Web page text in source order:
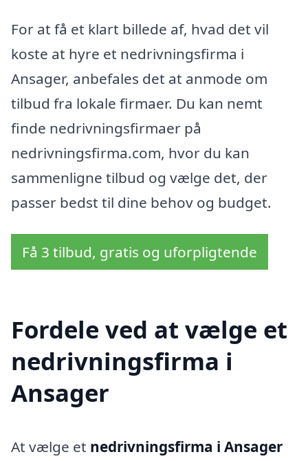
For at få et klart billede af, hvad det vil
koste at hyre et nedrivningsfirma i
Ansager, anbefales det at anmode om
tilbud fra lokale firmaer. Du kan nemt
finde nedrivningsfirmaer på
nedrivningsfirma.com, hvor du kan
sammenligne tilbud og vælge det, der
passer bedst til dine behov og budget.
Få 3 tilbud, gratis og uforpligtende
Fordele ved at vælge et
nedrivningsfirma i
Ansager
At vælge et nedrivningsfirma i Ansager